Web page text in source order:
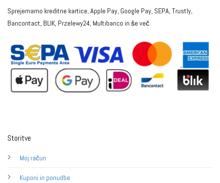
Storitve
Moj račun
Kuponi in ponudbe
Sprejemamo kreditne kartice, Apple Pay, Google Pay, SEPA, Trustly,
Bancontact, BLIK, Przelewy24, Multibanco in še več.